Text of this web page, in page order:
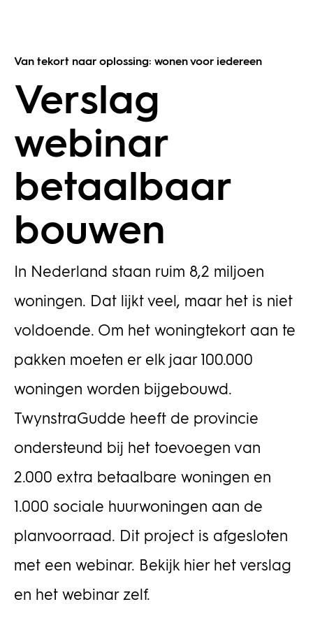
Van tekort naar oplossing: wonen voor iedereen
Verslag
webinar
betaalbaar
bouwen
In Nederland staan ruim 8,2 miljoen
woningen. Dat lijkt veel, maar het is niet
voldoende. Om het woningtekort aan te
pakken moeten er elk jaar 100.000
woningen worden bijgebouwd.
TwynstraGudde heeft de provincie
ondersteund bij het toevoegen van
2.000 extra betaalbare woningen en
1.000 sociale huurwoningen aan de
planvoorraad. Dit project is afgesloten
met een webinar. Bekijk hier het verslag
en het webinar zelf.